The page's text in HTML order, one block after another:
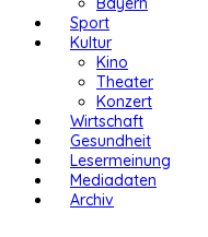
Sport
Kultur
Kino
Theater
Konzert
Wirtschaft
Gesundheit
Lesermeinung
Mediadaten
Archiv